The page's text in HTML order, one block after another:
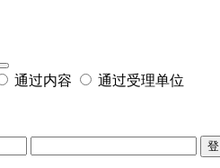
通过内容 通过受理单位